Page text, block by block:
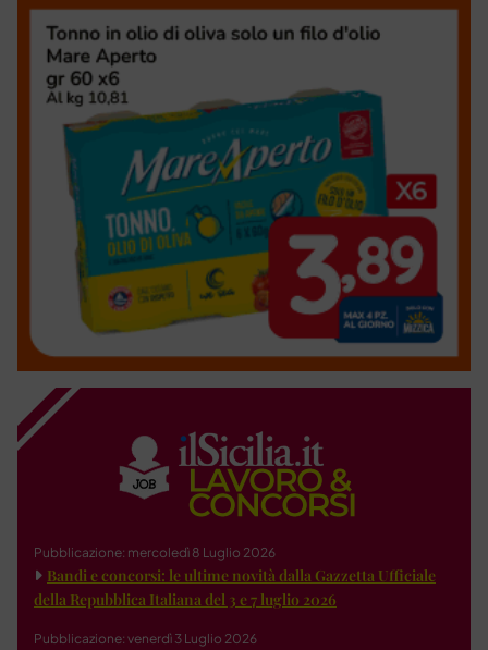
Pubblicazione: mercoledì 8 Luglio 2026
Bandi e concorsi: le ultime novità dalla Gazzetta Ufficiale
della Repubblica Italiana del 3 e 7 luglio 2026
Pubblicazione: venerdì 3 Luglio 2026